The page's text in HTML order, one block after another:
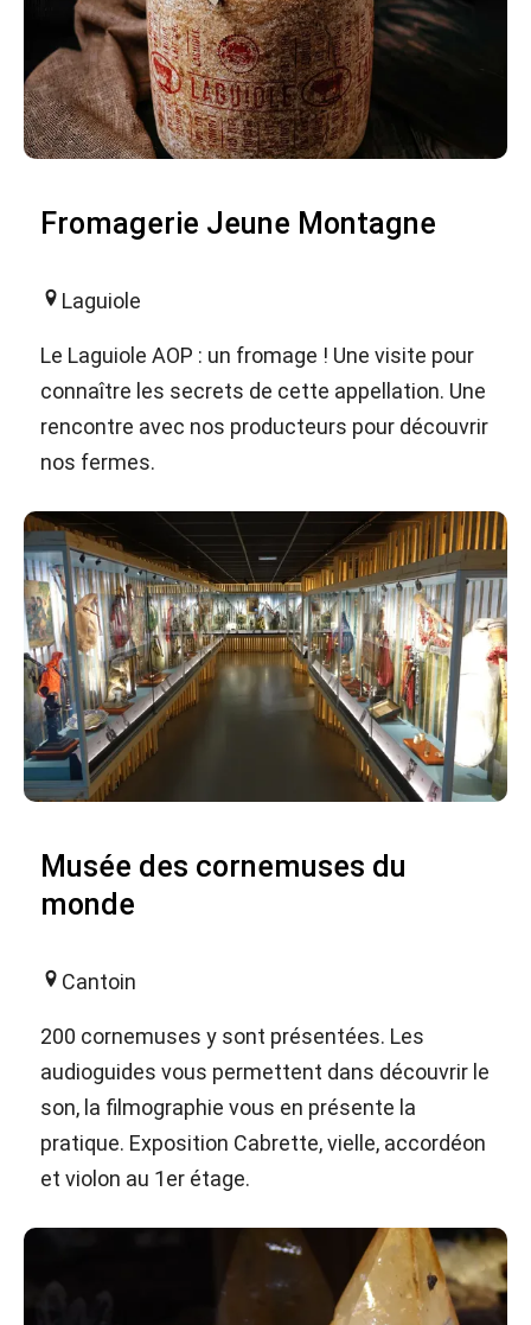
Fromagerie Jeune Montagne
Laguiole
Le Laguiole AOP : un fromage ! Une visite pour
connaître les secrets de cette appellation. Une
rencontre avec nos producteurs pour découvrir
nos fermes.
Musée des cornemuses du
monde
Cantoin
200 cornemuses y sont présentées. Les
audioguides vous permettent dans découvrir le
son, la filmographie vous en présente la
pratique. Exposition Cabrette, vielle, accordéon
et violon au 1er étage.